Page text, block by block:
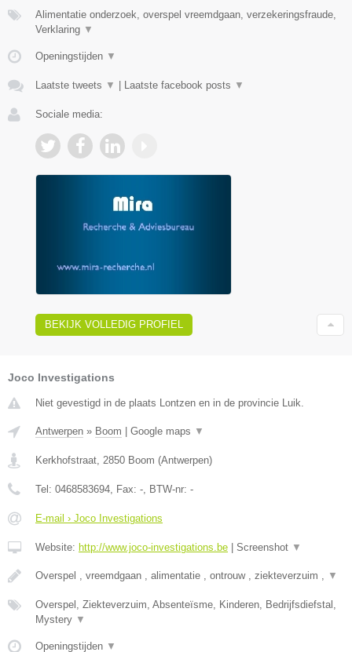
Alimentatie onderzoek, overspel vreemdgaan, verzekeringsfraude,
Verklaring ▼
Openingstijden ▼
Laatste tweets ▼ Laatste facebook posts ▼
Sociale media:
BEKIJK VOLLEDIG PROFIEL
Joco Investigations
Niet gevestigd in de plaats Lontzen en in de provincie Luik.
Antwerpen » Boom Google maps ▼
Kerkhofstraat 2850 Boom (Antwerpen)
Tel: 0468583694 , Fax: - , BTW-nr: -
E-mail › Joco Investigations
Website: http://www.joco-investigations.be Screenshot ▼
Overspel , vreemdgaan , alimentatie , ontrouw , ziekteverzuim , ▼
Overspel, Ziekteverzuim, Absenteïsme, Kinderen, Bedrijfsdiefstal,
Mystery ▼
Openingstijden ▼